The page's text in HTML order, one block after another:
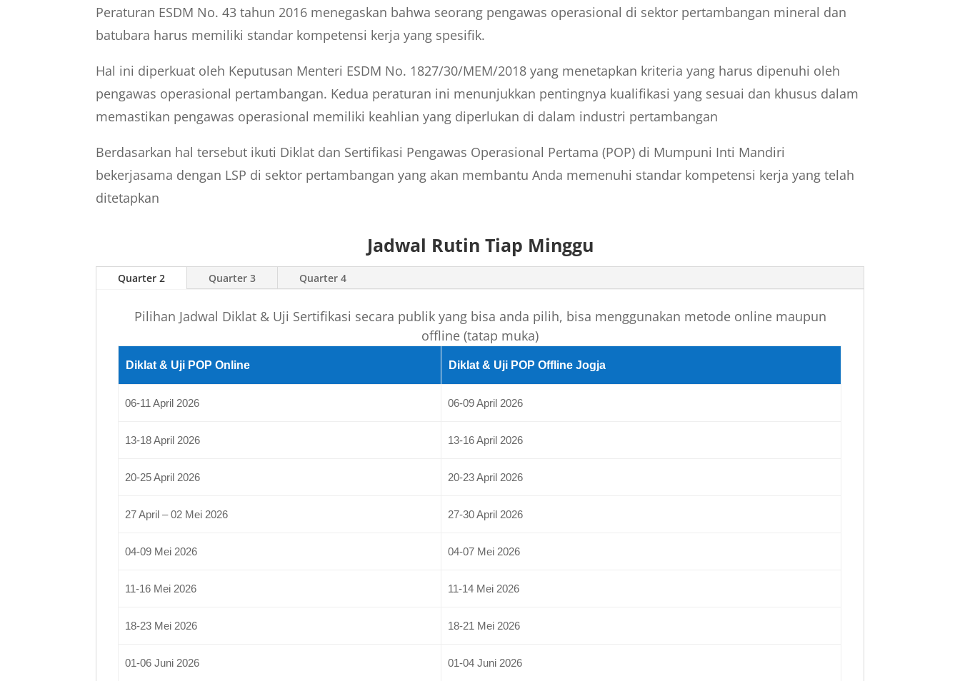
Peraturan ESDM No. 43 tahun 2016 menegaskan bahwa seorang pengawas operasional di sektor pertambangan mineral dan
batubara harus memiliki standar kompetensi kerja yang spesifik.
Hal ini diperkuat oleh Keputusan Menteri ESDM No. 1827/30/MEM/2018 yang menetapkan kriteria yang harus dipenuhi oleh
pengawas operasional pertambangan. Kedua peraturan ini menunjukkan pentingnya kualifikasi yang sesuai dan khusus dalam
memastikan pengawas operasional memiliki keahlian yang diperlukan di dalam industri pertambangan
Berdasarkan hal tersebut ikuti Diklat dan Sertifikasi Pengawas Operasional Pertama (POP) di Mumpuni Inti Mandiri
bekerjasama dengan LSP di sektor pertambangan yang akan membantu Anda memenuhi standar kompetensi kerja yang telah
ditetapkan
Jadwal Rutin Tiap Minggu
Quarter 2 Quarter 3 Quarter 4
Pilihan Jadwal Diklat & Uji Sertifikasi secara publik yang bisa anda pilih, bisa menggunakan metode online maupun
offline (tatap muka)
Diklat & Uji POP Online Diklat & Uji POP Offline Jogja
06-11 April 2026 06-09 April 2026
13-18 April 2026 13-16 April 2026
20-25 April 2026 20-23 April 2026
27 April – 02 Mei 2026 27-30 April 2026
04-09 Mei 2026 04-07 Mei 2026
11-16 Mei 2026 11-14 Mei 2026
18-23 Mei 2026 18-21 Mei 2026
01-06 Juni 2026 01-04 Juni 2026